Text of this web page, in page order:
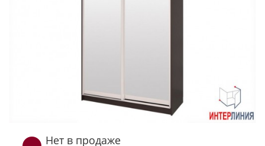
Нет в продаже